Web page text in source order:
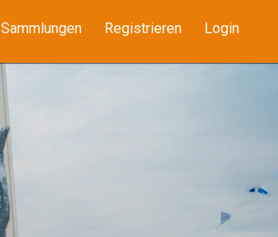
Sammlungen Registrieren Login